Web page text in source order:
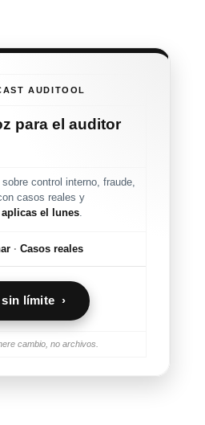
AUDITOOL
para el auditor
control interno, fraude,
casos reales y
el lunes
· Casos reales
límite ›
cambio, no archivos.